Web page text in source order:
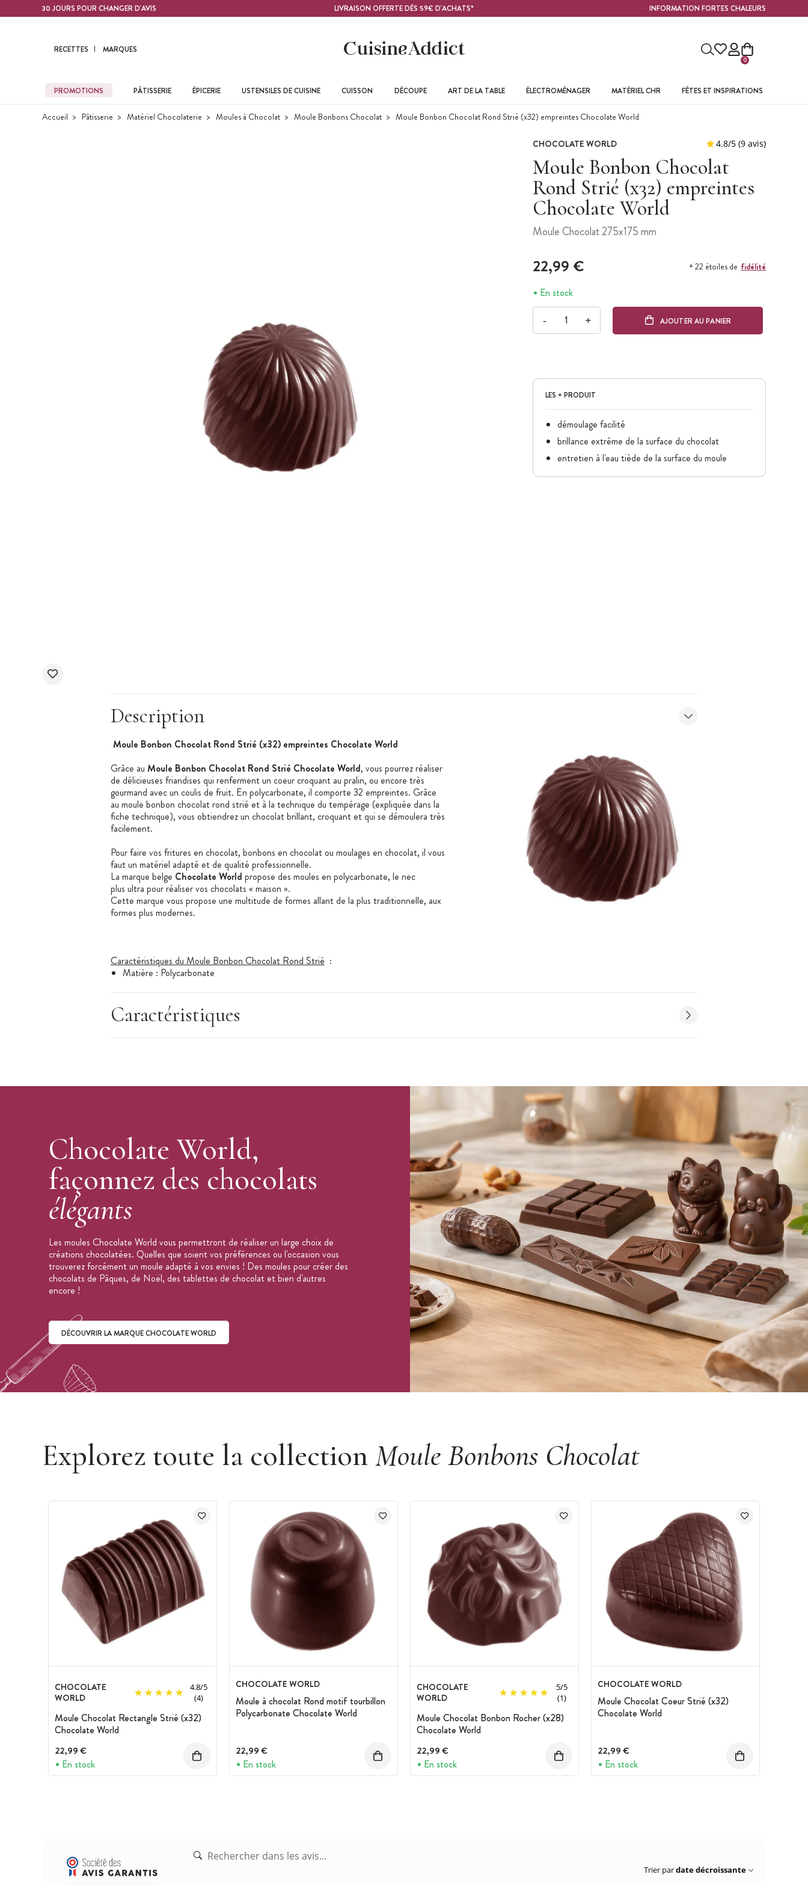
Contenu principal30 JOURS POUR CHANGER D'AVIS LIVRAISON OFFERTE DÈS 59€ D'ACHATS* INFORMATION FORTES CHALEURS
RECETTES MARQUES
0
PROMOTIONS PÂTISSERIE ÉPICERIE USTENSILES DE CUISINE CUISSON DÉCOUPE ART DE LA TABLE ÉLECTROMÉNAGER MATÉRIEL CHR FÊTES ET INSPIRATIONS
Accueil Pâtisserie Matériel Chocolaterie Moules à Chocolat Moule Bonbons Chocolat Moule Bonbon Chocolat Rond Strié (x32) empreintes Chocolate World
CHOCOLATE WORLD
Moule Bonbon Chocolat
Rond Strié (x32) empreintes
Chocolate World
Moule Chocolat 275x175 mm
22,99 € + 22 étoiles de fidélité
En stock
- + AJOUTER AU PANIER
LES + PRODUIT
démoulage facilité
brillance extrême de la surface du chocolat
entretien à l'eau tiède de la surface du moule
Description
Moule Bonbon Chocolat Rond Strié (x32) empreintes Chocolate World
Grâce au Moule Bonbon Chocolat Rond Strié Chocolate World, vous pourrez réaliser
de délicieuses friandises qui renferment un coeur croquant au pralin, ou encore très
gourmand avec un coulis de fruit. En polycarbonate, il comporte 32 empreintes. Grâce
au moule bonbon chocolat rond strié et à la technique du tempérage (expliquée dans la
fiche technique), vous obtiendrez un chocolat brillant, croquant et qui se démoulera très
facilement.
Pour faire vos fritures en chocolat, bonbons en chocolat ou moulages en chocolat, il vous
faut un matériel adapté et de qualité professionnelle.
La marque belge Chocolate World propose des moules en polycarbonate, le nec
plus ultra pour réaliser vos chocolats « maison ».
Cette marque vous propose une multitude de formes allant de la plus traditionnelle, aux
formes plus modernes.
Caractéristiques du Moule Bonbon Chocolat Rond Strié :
Matière : Polycarbonate
1 plaque en polycarbonate
Couleur : transparent
Forme : bonbon rond strié
Nombre d'empreintes : 32 (4x8)
Dimensions de la plaque : 275 x 175 x 24 mm
Moule vendu à l'unité
Caractéristiques
Chocolate World,
façonnez des chocolats
élégants
Les moules Chocolate World vous permettront de réaliser un large choix de
créations chocolatées. Quelles que soient vos préférences ou l'occasion vous
trouverez forcément un moule adapté à vos envies ! Des moules pour créer des
chocolats de Pâques, de Noël, des tablettes de chocolat et bien d'autres
encore !
DÉCOUVRIR LA MARQUE CHOCOLATE WORLD
Explorez toute la collection Moule Bonbons Chocolat
CHOCOLATE
WORLD
4.8/5
(4)
Moule Chocolat Rectangle Strié (x32)
Chocolate World
22,99 €
En stock
CHOCOLATE WORLD
Moule à chocolat Rond motif tourbillon
Polycarbonate Chocolate World
22,99 €
En stock
CHOCOLATE
WORLD
5/5
(1)
Moule Chocolat Bonbon Rocher (x28)
Chocolate World
22,99 €
En stock
CHOCOLATE WORLD
Moule Chocolat Coeur Strié (x32)
Chocolate World
22,99 €
En stock
Trier pardate décroissante